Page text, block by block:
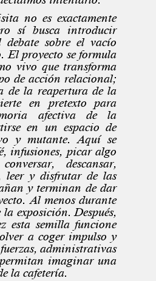
no es exactamente
sí busca introducir
debate sobre el vacío
El proyecto se formula
vivo que transforma
de acción relacional;
de la reapertura de la
en pretexto para
afectiva de la
en un espacio de
y mutante. Aquí se
infusiones, picar algo
descansar,
leer y disfrutar de las
y terminan de dar
Al menos durante
exposición. Después,
esta semilla funcione
a coger impulso y
administrativas
imaginar una
la cafetería.